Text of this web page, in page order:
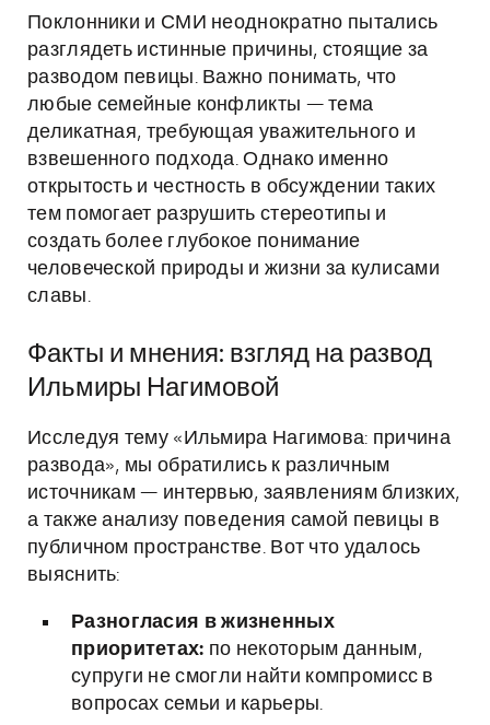
Поклонники и СМИ неоднократно пытались
разглядеть истинные причины, стоящие за
разводом певицы. Важно понимать, что
любые семейные конфликты — тема
деликатная, требующая уважительного и
взвешенного подхода. Однако именно
открытость и честность в обсуждении таких
тем помогает разрушить стереотипы и
создать более глубокое понимание
человеческой природы и жизни за кулисами
славы.
Факты и мнения: взгляд на развод
Ильмиры Нагимовой
Исследуя тему «Ильмира Нагимова: причина
развода», мы обратились к различным
источникам — интервью, заявлениям близких,
а также анализу поведения самой певицы в
публичном пространстве. Вот что удалось
выяснить:
Разногласия в жизненных
приоритетах: по некоторым данным,
супруги не смогли найти компромисс в
вопросах семьи и карьеры.